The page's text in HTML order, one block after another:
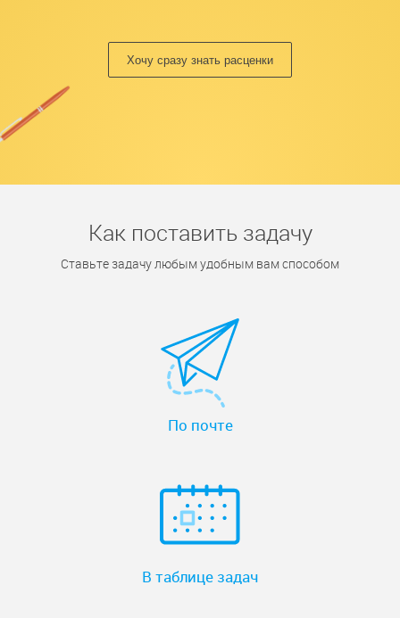
Хочу сразу знать расценки
Как поставить задачу
Ставьте задачу любым удобным вам способом
По почте
В таблице задач